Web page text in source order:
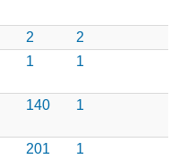
2
2
1 1
140 1
201 1